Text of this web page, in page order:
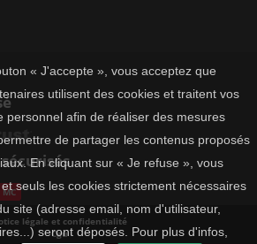
MC
légale et confidentialité
Cgu
« J'accepte », vous acceptez que
utilisent des cookies et traitent vos
personnel afin de réaliser des mesures
de partager les contenus proposés
En cliquant sur « Je refuse », vous
seuls les cookies strictement nécessaires
site (adresse email, nom d'utilisateur,
seront déposés. Pour plus d'infos,